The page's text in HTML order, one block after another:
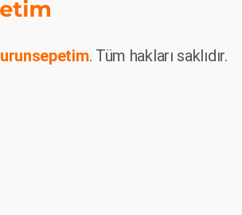
urunsepetim. Tüm hakları saklıdır.